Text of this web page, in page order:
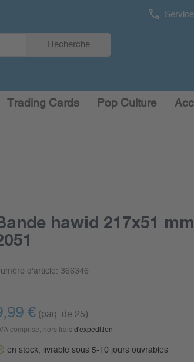
Recherche
Trading Cards Pop Culture
hawid 217x51
d'article: 366346
€ (paq. de 25)
comprise, hors frais d'expédition
en stock, livrable sous 5-10 jours ouvrables